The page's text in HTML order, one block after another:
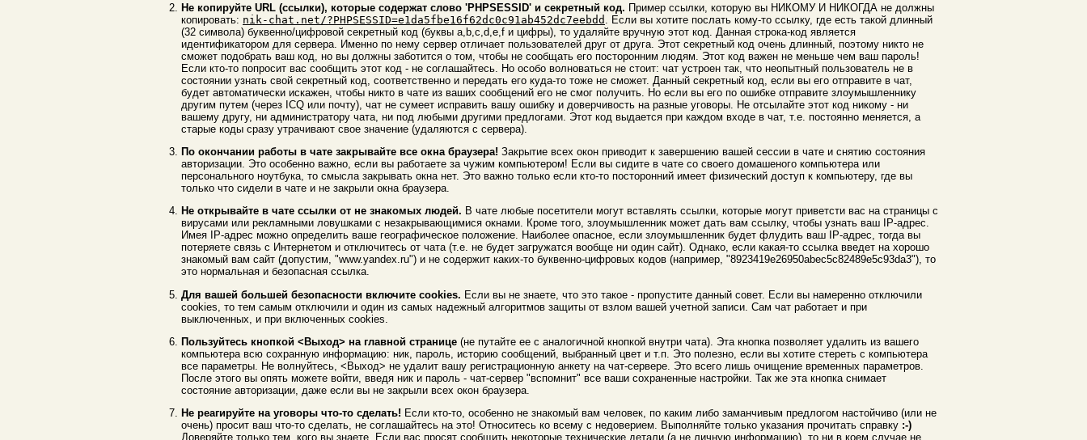
Не копируйте URL (ссылки), которые содержат слово 'PHPSESSID' и секретный код. Пример ссылки, которую вы НИКОМУ И НИКОГДА не должны
копировать: nik-chat.net/?PHPSESSID=e1da5fbe16f62dc0c91ab452dc7eebdd
. Если вы хотите послать кому-то ссылку, где есть такой длинный
(32 символа) буквенно/цифровой секретный код (буквы a,b,c,d,e,f и цифры), то удаляйте вручную этот код. Данная строка-код является
идентификатором для сервера. Именно по нему сервер отличает пользователей друг от друга. Этот секретный код очень длинный, поэтому никто не
сможет подобрать ваш код, но вы должны заботится о том, чтобы не сообщать его посторонним людям. Этот код важен не меньше чем ваш пароль!
Если кто-то попросит вас сообщить этот код - не соглашайтесь. Но особо волноваться не стоит: чат устроен так, что неопытный пользователь не в
состоянии узнать свой секретный код, соответственно и передать его куда-то тоже не сможет. Данный секретный код, если вы его отправите в чат,
будет автоматически искажен, чтобы никто в чате из ваших сообщений его не смог получить. Но если вы его по ошибке отправите злоумышленнику
другим путем (через ICQ или почту), чат не сумеет исправить вашу ошибку и доверчивость на разные уговоры. Не отсылайте этот код никому - ни
вашему другу, ни администратору чата, ни под любыми другими предлогами. Этот код выдается при каждом входе в чат, т.е. постоянно меняется, а
старые коды сразу утрачивают свое значение (удаляются с сервера).
По окончании работы в чате закрывайте все окна браузера! Закрытие всех окон приводит к завершению вашей сессии в чате и снятию состояния
авторизации. Это особенно важно, если вы работаете за чужим компьютером! Если вы сидите в чате со своего домашеного компьютера или
персонального ноутбука, то смысла закрывать окна нет. Это важно только если кто-то посторонний имеет физический доступ к компьютеру, где вы
только что сидели в чате и не закрыли окна браузера.
Не открывайте в чате ссылки от не знакомых людей. В чате любые посетители могут вставлять ссылки, которые могут приветсти вас на страницы с
вирусами или рекламными ловушками с незакрывающимися окнами. Кроме того, злоумышленник может дать вам ссылку, чтобы узнать ваш IP-адрес.
Имея IP-адрес можно определить ваше географическое положение. Наиболее опасное, если злоумышленник будет флудить ваш IP-адрес, тогда вы
потеряете связь с Интернетом и отключитесь от чата (т.е. не будет загружатся вообще ни один сайт). Однако, если какая-то ссылка введет на хорошо
знакомый вам сайт (допустим, "www.yandex.ru") и не содержит каких-то буквенно-цифровых кодов (например, "8923419e26950abec5c82489e5c93da3"), то
это нормальная и безопасная ссылка.
Для вашей большей безопасности включите cookies. Если вы не знаете, что это такое - пропустите данный совет. Если вы намеренно отключили
cookies, то тем самым отключили и один из самых надежный алгоритмов защиты от взлом вашей учетной записи. Сам чат работает и при
выключенных, и при включенных cookies.
Пользуйтесь кнопкой <Выход> на главной странице (не путайте ее с аналогичной кнопкой внутри чата). Эта кнопка позволяет удалить из вашего
компьютера всю сохранную информацию: ник, пароль, историю сообщений, выбранный цвет и т.п. Это полезно, если вы хотите стереть с компьютера
все параметры. Не волнуйтесь, <Выход> не удалит вашу регистрационную анкету на чат-сервере. Это всего лишь очищение временных параметров.
После этого вы опять можете войти, введя ник и пароль - чат-сервер "вспомнит" все ваши сохраненные настройки. Так же эта кнопка снимает
состояние авторизации, даже если вы не закрыли всех окон браузера.
Не реагируйте на уговоры что-то сделать! Если кто-то, особенно не знакомый вам человек, по каким либо заманчивым предлогом настойчиво (или не
очень) просит ваш что-то сделать, не соглашайтесь на это! Относитесь ко всему с недоверием. Выполняйте только указания прочитать справку :-)
Доверяйте только тем, кого вы знаете. Если вас просят сообщить некоторые технические детали (а не личную информацию), то ни в коем случае не